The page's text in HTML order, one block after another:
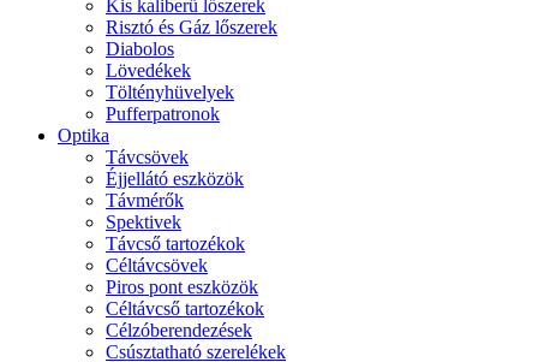
Kis kaliberű lőszerek
Risztó és Gáz lőszerek
Diabolos
Lövedékek
Töltényhüvelyek
Pufferpatronok
Optika
Távcsövek
Éjjellátó eszközök
Távmérők
Spektivek
Távcső tartozékok
Céltávcsövek
Piros pont eszközök
Céltávcső tartozékok
Célzóberendezések
Csúsztatható szerelékek